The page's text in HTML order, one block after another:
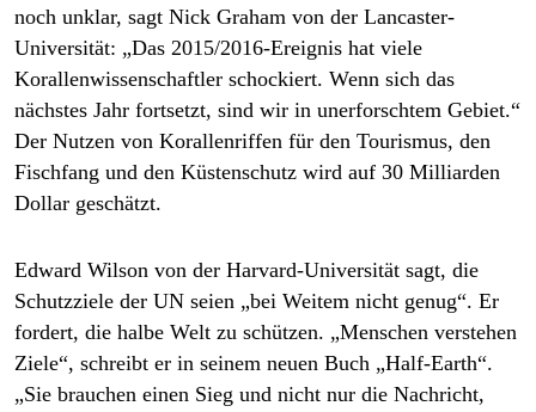
noch unklar, sagt Nick Graham von der Lancaster-
Universität: „Das 2015/2016-Ereignis hat viele
Korallenwissenschaftler schockiert. Wenn sich das
nächstes Jahr fortsetzt, sind wir in unerforschtem Gebiet.“
Der Nutzen von Korallenriffen für den Tourismus, den
Fischfang und den Küstenschutz wird auf 30 Milliarden
Dollar geschätzt.
Edward Wilson von der Harvard-Universität sagt, die
Schutzziele der UN seien „bei Weitem nicht genug“. Er
fordert, die halbe Welt zu schützen. „Menschen verstehen
Ziele“, schreibt er in seinem neuen Buch „Half-Earth“.
„Sie brauchen einen Sieg und nicht nur die Nachricht,